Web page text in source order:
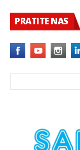
PRATITE NAS